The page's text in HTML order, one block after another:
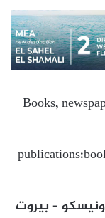
Books,
– بيروت